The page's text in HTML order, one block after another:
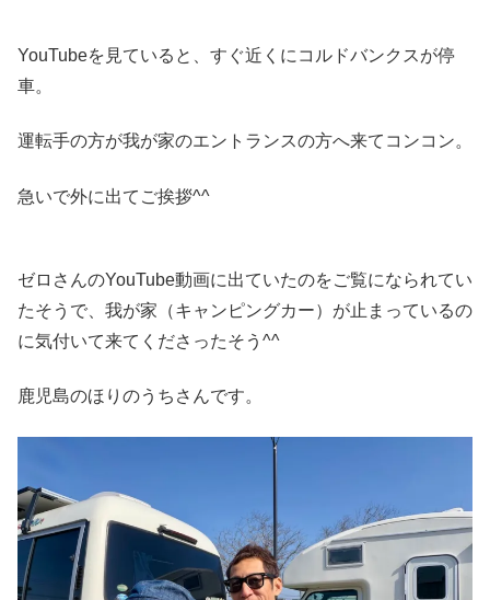
YouTubeを見ていると、すぐ近くにコルドバンクスが停
車。
運転手の方が我が家のエントランスの方へ来てコンコン。
急いで外に出てご挨拶^^
ゼロさんのYouTube動画に出ていたのをご覧になられてい
たそうで、我が家（キャンピングカー）が止まっているの
に気付いて来てくださったそう^^
鹿児島のほりのうちさんです。